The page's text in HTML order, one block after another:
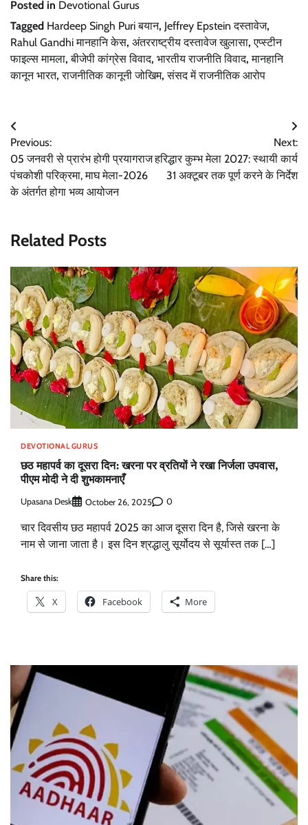
Posted in Devotional Gurus
Tagged Hardeep Singh Puri बयान, Jeffrey Epstein दस्तावेज,
Rahul Gandhi मानहानि केस, अंतरराष्ट्रीय दस्तावेज खुलासा,एप्स्टीन
फाइल्स मामला,बीजेपी कांग्रेस विवाद, भारतीय राजनीति विवाद,मानहानि
कानून भारत,राजनीतिक कानूनी जोखिम,संसद में राजनीतिक आरोप
Post
navigation
Previous:
05 जनवरी से प्रारंभ होगी प्रयागराज
पंचकोशी परिक्रमा, माघ मेला-2026
के अंतर्गत होगा भव्य आयोजन
Next:
हरिद्धार कुम्भ मेला 2027: स्थायी कार्य
31 अक्टूबर तक पूर्ण करने के निर्देश
Related Posts
DEVOTIONAL GURUS
छठ महापर्व का दूसरा दिन: खरना पर व्रतियों ने रखा निर्जला उपवास,
पीएम मोदी ने दी शुभकामनाएँ
Upasana Desk October 26, 2025 0
चार दिवसीय छठ महापर्व 2025 का आज दूसरा दिन है, जिसे खरना के
नाम से जाना जाता है। इस दिन श्रद्धालु सूर्योदय से सूर्यास्त तक […]
Share this:
X Facebook More